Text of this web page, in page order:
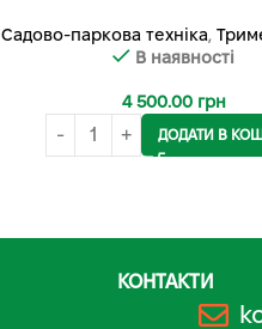
Садово-паркова техніка,
В наявності
4 500.00 грн
ДОДАТИ В
КОНТАКТИ